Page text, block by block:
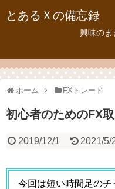
とあるＸの備忘録
興味のままに突
ホーム FXトレード
初心者のためのFX
2019/12/1 2021/5/
今回は短い時間足のチ